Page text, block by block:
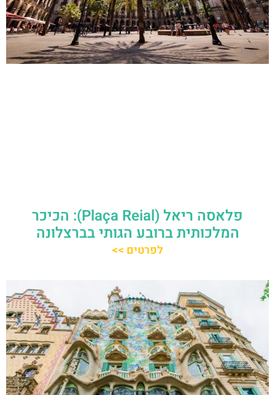
פלאסה ריאל (Plaça Reial): הכיכר
המלכותית ברובע הגותי בברצלונה
לפרטים >>